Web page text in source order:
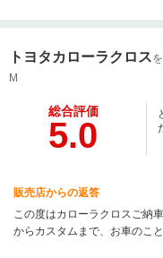
どよろしくお願い申し上げま
トヨタカローラクロス
M
総合評価
5.0
販売店からの返答
この度はカローラクロスご納
からカスタムまで、お車のこ